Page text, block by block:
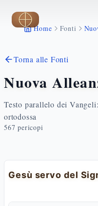
Vai al contenuto
Home Fonti
Torna alle Fonti
Nuova
Testo parallelo dei
ortodossa
567 pericopi